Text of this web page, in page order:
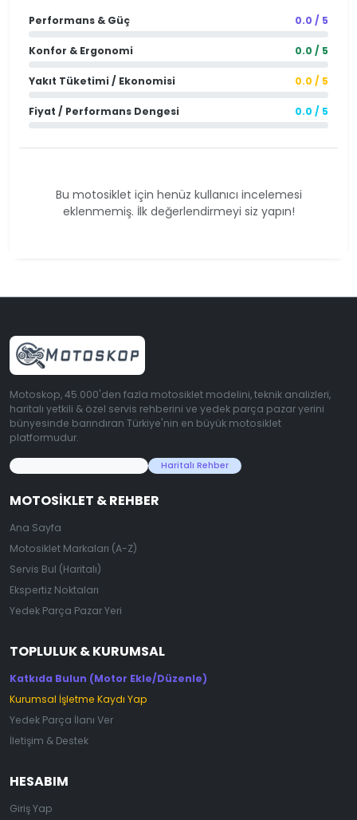
Performans & Güç 0.0 / 5
Konfor & Ergonomi 0.0 / 5
Yakıt Tüketimi / Ekonomisi 0.0 / 5
Fiyat / Performans Dengesi 0.0 / 5
Bu motosiklet için henüz kullanıcı incelemesi
eklenmemiş. İlk değerlendirmeyi siz yapın!
Motoskop, 45.000'den fazla motosiklet modelini, teknik analizleri,
haritalı yetkili & özel servis rehberini ve yedek parça pazar yerini
bünyesinde barındıran Türkiye'nin en büyük motosiklet
platformudur.
Haritalı Rehber
MOTOSIKLET & REHBER
Ana Sayfa
Motosiklet Markaları (A-Z)
Servis Bul (Haritalı)
Ekspertiz Noktaları
Yedek Parça Pazar Yeri
TOPLULUK & KURUMSAL
Katkıda Bulun (Motor Ekle/Düzenle)
Kurumsal İşletme Kaydı Yap
Yedek Parça İlanı Ver
İletişim & Destek
HESABIM
Giriş Yap